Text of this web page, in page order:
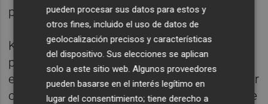
partido.
Kamala Harris, la actual vicepresidenta, es
propuesta por Biden como su sucesora. Sin
embargo, Lara cuestiona si Harris es la mejor
opción para enfrentar a Trump. Aunque tiene
pueden procesar sus datos para estos y
otros fines, incluido el uso de datos de
geolocalización precisos y características
del dispositivo. Sus elecciones se aplican
solo a este sitio web. Algunos proveedores
pueden basarse en el interés legítimo en
lugar del consentimiento; tiene derecho a